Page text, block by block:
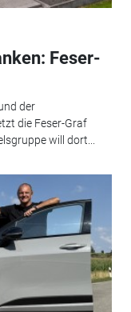
Feser-
der
die Feser-Graf
will dort...